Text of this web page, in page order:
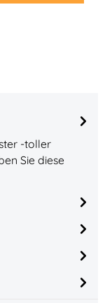
-toller
Sie diese